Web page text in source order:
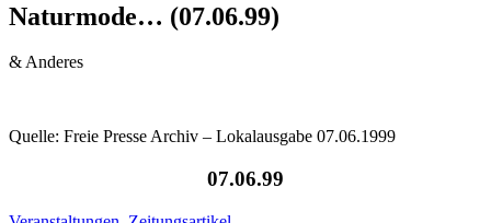
Naturmode… (07.06.99)
& Anderes
Quelle: Freie Presse Archiv – Lokalausgabe 07.06.1999
07.06.99